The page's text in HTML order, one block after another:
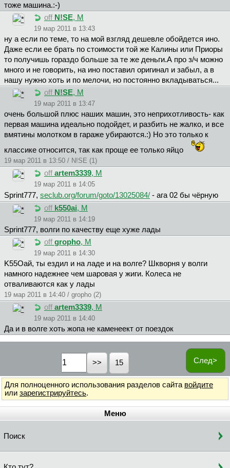
тоже машина.:-)
off N!SE, М
19 мар 2011 в 13:43
ну а если по теме, то на мой взгляд дешевле обойдется ино.
Даже если ее брать по стоимости той же Калины или Приоры
то получишь гораздо больше за те же деньги.А про з/ч можно
много и не говорить, на ино поставил оригинал и забыл, а в
нашу нужно хоть и по мелочи, но постоянно вкладываться...
off N!SE, М
19 мар 2011 в 13:47
очень большой плюс наших машин, это неприхотливость- как
первая машина идеально подойдет, и разбить не жалко, и все
вмятины молотком в гараже убираются.:) Но это только к
классике относится, так как проще ее только яйцо
19 мар 2011 в 13:50 / N!SE (1)
off artem3339, М
19 мар 2011 в 14:05
Sprint777, seclub.org/forum/goto/13025084/ - ага 02 бы чёрную
off k550ai, М
19 мар 2011 в 14:19
Sprint777, волги по качеству еще хуже лады
off gropho, М
19 мар 2011 в 14:30
K55Oaй, ты ездил и на ладе и на волге? Шкворня у волги
намного надежнее чем шаровая у жиги. Колеса не
отваливаются как у лады
19 мар 2011 в 14:40 / gropho (2)
off artem3339, М
19 мар 2011 в 14:40
Да и в волге хоть жопа не каменеект от поездок
След>
15
Для полноценного использования разделов сайта войдите
или зарегистрируйтесь.
Меню
Поиск